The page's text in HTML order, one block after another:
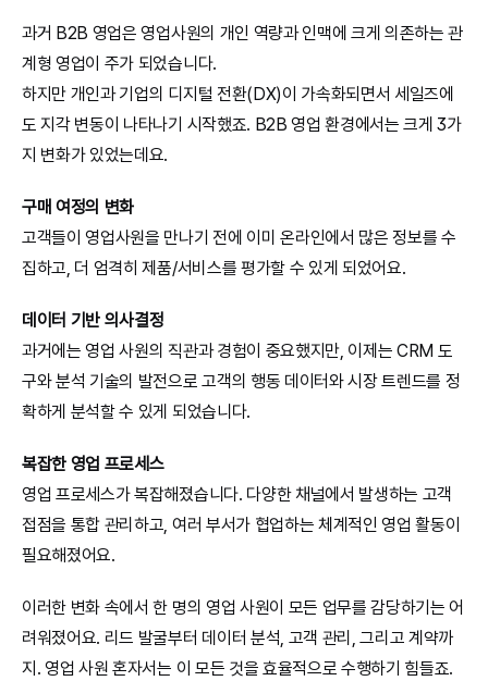
과거 B2B 영업은 영업사원의 개인 역량과 인맥에 크게 의존하는 관
계형 영업이 주가 되었습니다.
하지만 개인과 기업의 디지털 전환(DX)이 가속화되면서 세일즈에
도 지각 변동이 나타나기 시작했죠. B2B 영업 환경에서는 크게 3가
지 변화가 있었는데요.
구매 여정의 변화
고객들이 영업사원을 만나기 전에 이미 온라인에서 많은 정보를 수
집하고, 더 엄격히 제품/서비스를 평가할 수 있게 되었어요.
데이터 기반 의사결정
과거에는 영업 사원의 직관과 경험이 중요했지만, 이제는 CRM 도
구와 분석 기술의 발전으로 고객의 행동 데이터와 시장 트렌드를 정
확하게 분석할 수 있게 되었습니다.
복잡한 영업 프로세스
영업 프로세스가 복잡해졌습니다. 다양한 채널에서 발생하는 고객
접점을 통합 관리하고, 여러 부서가 협업하는 체계적인 영업 활동이
필요해졌어요.
이러한 변화 속에서 한 명의 영업 사원이 모든 업무를 감당하기는 어
려워졌어요. 리드 발굴부터 데이터 분석, 고객 관리, 그리고 계약까
지. 영업 사원 혼자서는 이 모든 것을 효율적으로 수행하기 힘들죠.